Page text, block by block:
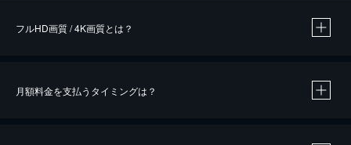
※40％ポイント還元の対象は、クレジットカード決済による作品の購入 / レンタルです。
フルHD画質 / 4K画質とは？
月額料金を支払うタイミングは？